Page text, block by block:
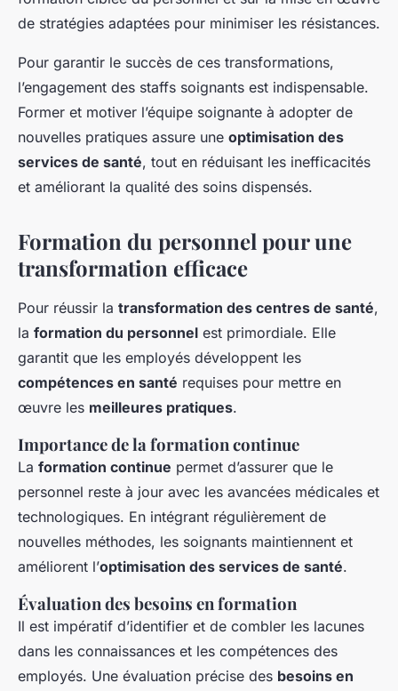
de stratégies adaptées pour minimiser les résistances.
Pour garantir le succès de ces transformations,
l’engagement des staffs soignants est indispensable.
Former et motiver l’équipe soignante à adopter de
nouvelles pratiques assure une optimisation des
services de santé, tout en réduisant les inefficacités
et améliorant la qualité des soins dispensés.
Formation du personnel pour une
transformation efficace
Pour réussir la transformation des centres de santé,
la formation du personnel est primordiale. Elle
garantit que les employés développent les
compétences en santé requises pour mettre en
œuvre les meilleures pratiques.
Importance de la formation continue
La formation continue permet d’assurer que le
personnel reste à jour avec les avancées médicales et
technologiques. En intégrant régulièrement de
nouvelles méthodes, les soignants maintiennent et
améliorent l’optimisation des services de santé.
Évaluation des besoins en formation
Il est impératif d’identifier et de combler les lacunes
dans les connaissances et les compétences des
employés. Une évaluation précise des besoins en